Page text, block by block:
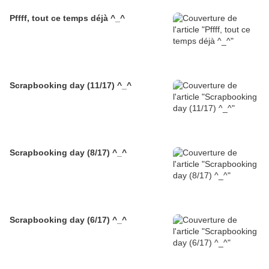
Pffff, tout ce temps déjà ^_^
Scrapbooking day (11/17) ^_^
Scrapbooking day (8/17) ^_^
Scrapbooking day (6/17) ^_^